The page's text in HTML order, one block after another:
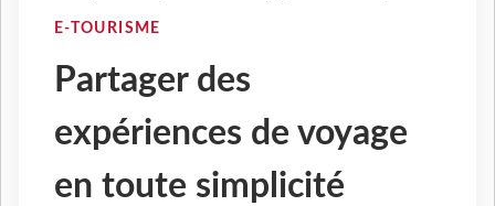
E-TOURISME
Partager des
expériences de voyage
en toute simplicité